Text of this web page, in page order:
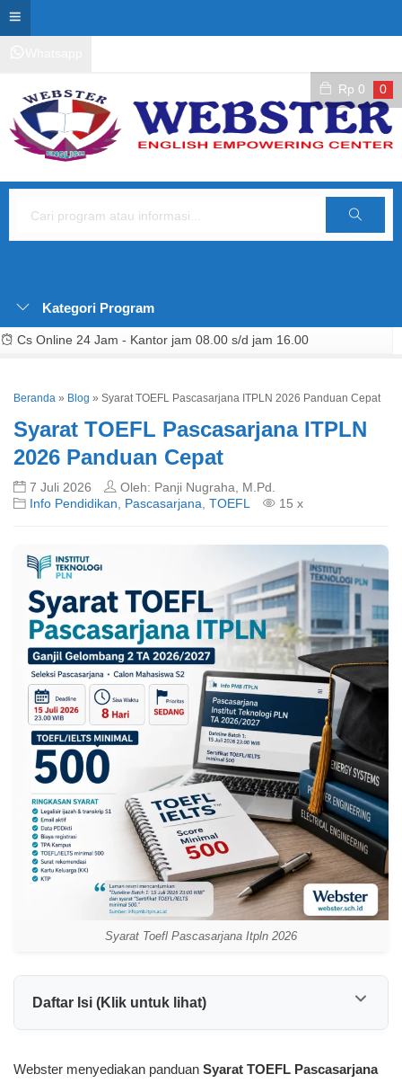
Rp 0 0
Cari
Kategori Program
Cs Online 24 Jam - Kantor jam 08.00 s/d jam 16.00
Beranda » Blog » Syarat TOEFL Pascasarjana ITPLN 2026 Panduan Cepat
Syarat TOEFL Pascasarjana ITPLN
2026 Panduan Cepat
7 Juli 2026
Oleh: Panji Nugraha, M.Pd.
Info Pendidikan, Pascasarjana, TOEFL 15 x
Syarat Toefl Pascasarjana Itpln 2026
Daftar Isi (Klik untuk lihat)
Webster menyediakan panduan Syarat TOEFL Pascasarjana